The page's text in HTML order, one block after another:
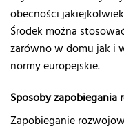
obecności
Środek można
zarówno w domu jak i
normy europejskie.
Sposoby
Zapobieganie